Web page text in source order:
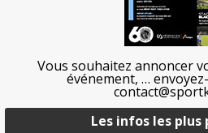
Vous souhaitez annoncer
événement, …
Les infos les plus